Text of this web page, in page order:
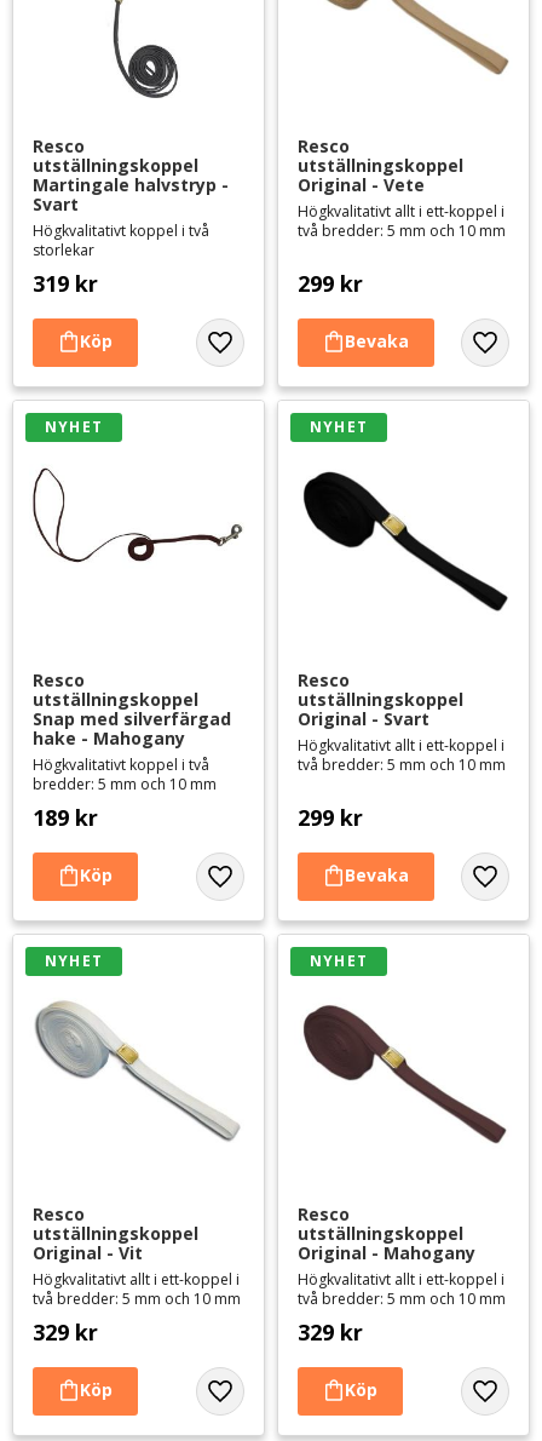
Resco
utställningskoppel
Martingale halvstryp -
Svart
Högkvalitativt koppel i två
storlekar
319 kr
Lägg till i favoriter
Resco
utställningskoppel
Original - Vete
Högkvalitativt allt i ett-koppel i
två bredder: 5 mm och 10 mm
299 kr
Lägg
Resco
utställningskoppel
Snap med silverfärgad
hake - Mahogany
Högkvalitativt koppel i två
bredder: 5 mm och 10 mm
189 kr
NYHET
Lägg till i favoriter
Resco
utställningskoppel
Original - Svart
Högkvalitativt allt i ett-koppel i
två bredder: 5 mm och 10 mm
299 kr
NYHET
Lägg
Resco
utställningskoppel
Original - Vit
Högkvalitativt allt i ett-koppel i
två bredder: 5 mm och 10 mm
329 kr
NYHET
Lägg till i favoriter
Resco
utställningskoppel
Original - Mahogany
Högkvalitativt allt i ett-koppel i
två bredder: 5 mm och 10 mm
329 kr
NYHET
Lägg